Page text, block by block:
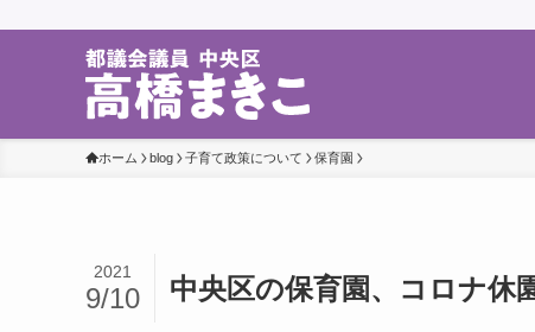
ホーム blog 子育て政策について 保育園
中央区の保育園、コロナ休
2021
9/10